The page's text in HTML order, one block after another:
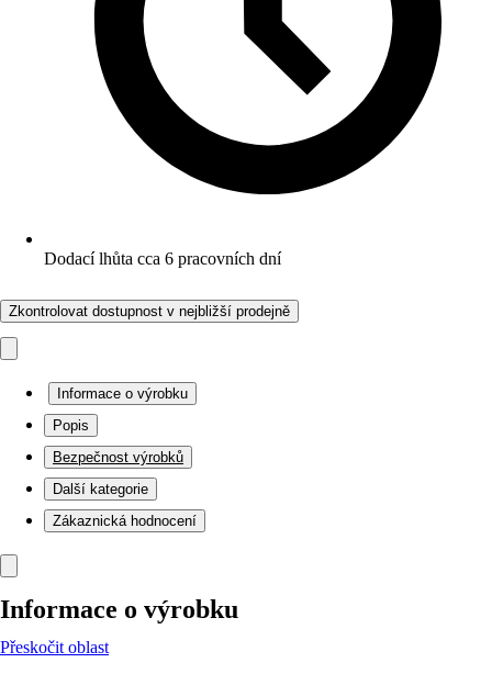
Dodací lhůta cca 6 pracovních dní
Zkontrolovat dostupnost v nejbližší prodejně
Informace o výrobku
Popis
Bezpečnost výrobků
Další kategorie
Zákaznická hodnocení
Informace o výrobku
Přeskočit oblast